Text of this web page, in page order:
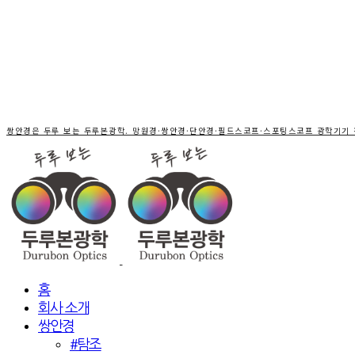
쌍안경은 두루 보는 두루본광학. 망원경·쌍안경·단안경·필드스코프·스포팅스코프 광학기기
홈
회사 소개
쌍안경
#탐조